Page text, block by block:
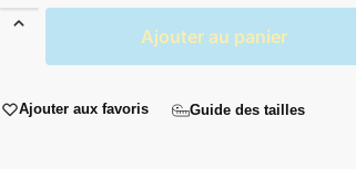
Ajouter au panier
Ajouter aux favoris Guide des tailles